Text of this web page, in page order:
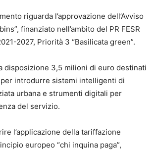
riguarda l’approvazione dell’Avviso
finanziato nell’ambito del PR FESR
2027, Priorità 3 “Basilicata green”.
disposizione 3,5 milioni di euro destinati
introdurre sistemi intelligenti di
urbana e strumenti digitali per
del servizio.
l’applicazione della tariffazione
europeo “chi inquina paga”,